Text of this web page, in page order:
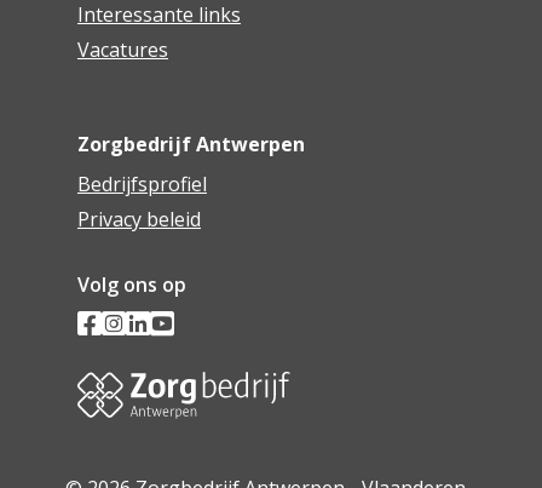
Interessante links
Vacatures
Zorgbedrijf Antwerpen
Bedrijfsprofiel
Privacy beleid
Volg ons op